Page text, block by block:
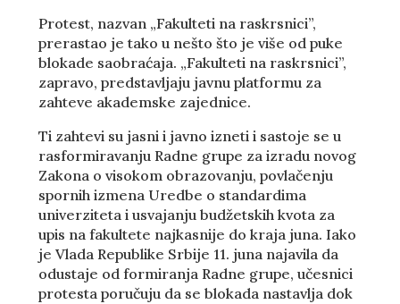
Protest, nazvan „Fakulteti na raskrsnici”,
prerastao je tako u nešto što je više od puke
blokade saobraćaja. „Fakulteti na raskrsnici”,
zapravo, predstavljaju javnu platformu za
zahteve akademske zajednice.
Ti zahtevi su jasni i javno izneti i sastoje se u
rasformiravanju Radne grupe za izradu novog
Zakona o visokom obrazovanju, povlačenju
spornih izmena Uredbe o standardima
univerziteta i usvajanju budžetskih kvota za
upis na fakultete najkasnije do kraja juna. Iako
je Vlada Republike Srbije 11. juna najavila da
odustaje od formiranja Radne grupe, učesnici
protesta poručuju da se blokada nastavlja dok